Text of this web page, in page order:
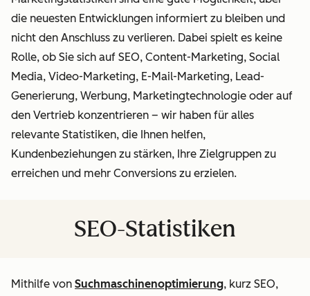
die neuesten Entwicklungen informiert zu bleiben und
nicht den Anschluss zu verlieren. Dabei spielt es keine
Rolle, ob Sie sich auf SEO, Content-Marketing, Social
Media, Video-Marketing, E-Mail-Marketing, Lead-
Generierung, Werbung, Marketingtechnologie oder auf
den Vertrieb konzentrieren – wir haben für alles
relevante Statistiken, die Ihnen helfen,
Kundenbeziehungen zu stärken, Ihre Zielgruppen zu
erreichen und mehr Conversions zu erzielen.
SEO-Statistiken
Mithilfe von Suchmaschinenoptimierung, kurz SEO,